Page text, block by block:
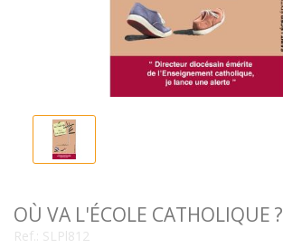
OÙ VA L'ÉCOLE CATHOLIQUE ?
Ref.: SLPl812